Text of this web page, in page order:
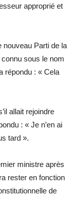
approprié et
nouveau Parti de la
sous le nom
répondu : « Cela
allait rejoindre
: « Je n’en ai
tard ».
ministre après
rester en fonction
de